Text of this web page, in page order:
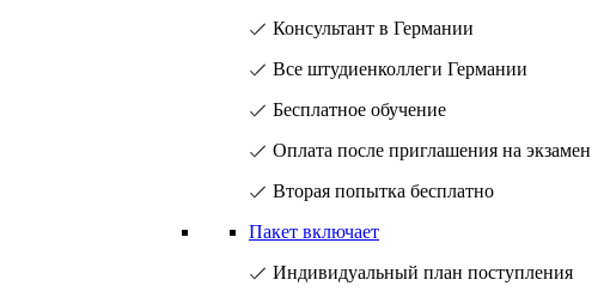
Консультант в Германии
Все штудиенколлеги Германии
Бесплатное обучение
Оплата после приглашения на экзамен
Вторая попытка бесплатно
Пакет включает
Индивидуальный план поступления